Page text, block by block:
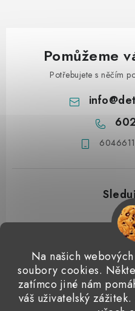
Na našich
soubory cookies.
zatímco jiné nám
váš uživatelský
Pomůžeme
Potřebujete s něčím
info@
Přijímáme online platby
Detailingclub Dodo Juice